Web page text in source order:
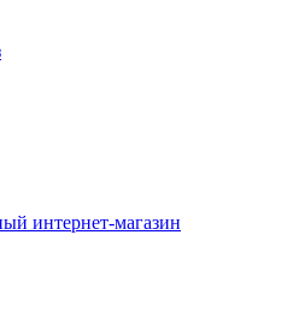
интернет-магазин